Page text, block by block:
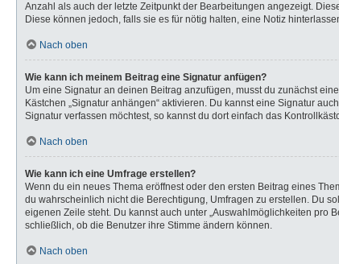
Anzahl als auch der letzte Zeitpunkt der Bearbeitungen angezeigt.
Diese können jedoch, falls sie es für nötig halten, eine Notiz
Nach oben
Wie kann ich meinem Beitrag eine Signatur anfügen?
Um eine Signatur an deinen Beitrag anzufügen, musst du zunächst
Kästchen „Signatur anhängen“ aktivieren. Du kannst eine Signatur
Signatur verfassen möchtest, so kannst du dort einfach das
Nach oben
Wie kann ich eine Umfrage erstellen?
Wenn du ein neues Thema eröffnest oder den ersten Beitrag eines
du wahrscheinlich nicht die Berechtigung, Umfragen zu erstellen. Du
eigenen Zeile steht. Du kannst auch unter „Auswahlmöglichkeiten pro
schließlich, ob die Benutzer ihre Stimme ändern können.
Nach oben